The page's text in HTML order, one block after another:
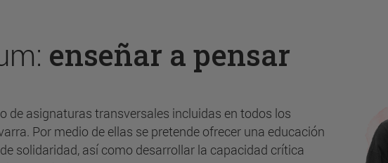
enseñar a pensar
de asignaturas transversales incluidas en todos los
Por medio de ellas se pretende ofrecer una educación
solidaridad, así como desarrollar la capacidad crítica